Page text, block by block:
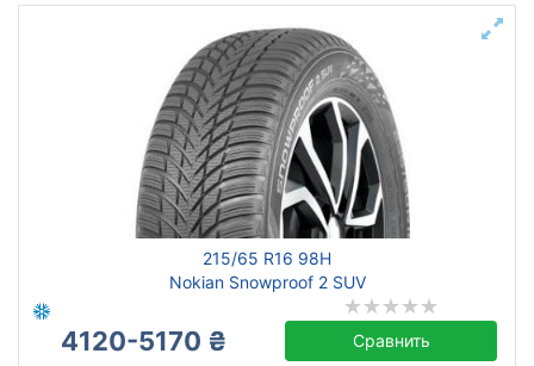
215/65 R16 98H
Nokian Snowproof 2 SUV
4120-5170 ₴ Сравнить